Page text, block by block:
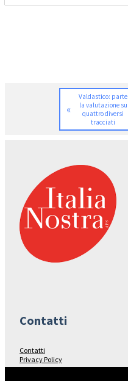
«
Valdastico: parte
la valutazione su
quattro diversi
tracciati
Contatti
Contatti
Privacy Policy